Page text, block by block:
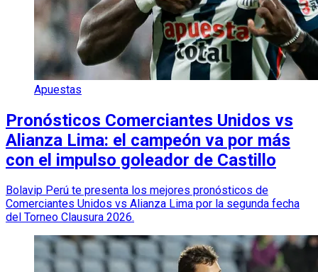
Apuestas
Pronósticos Comerciantes Unidos vs
Alianza Lima: el campeón va por más
con el impulso goleador de Castillo
Bolavip Perú te presenta los mejores pronósticos de
Comerciantes Unidos vs Alianza Lima por la segunda fecha
del Torneo Clausura 2026.